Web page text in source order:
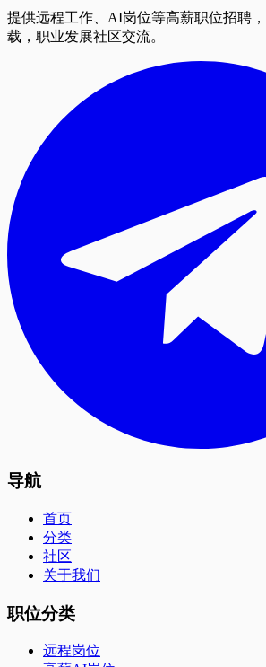
提供远程工作、AI岗位等高薪职位招聘
载，职业发展社区交流。
导航
首页
分类
社区
关于我们
职位分类
远程岗位